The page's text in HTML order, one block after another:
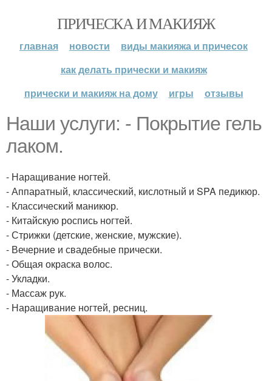
ПРИЧЕСКА И МАКИЯЖ
главная новости
виды макияжа и причесок
как делать прически и макияж
прически и макияж на дому
игры отзывы
Наши услуги: - Покрытие гель
лаком.
- Наращивание ногтей.
- Аппаратный, классический, кислотный и SPA педикюр.
- Классический маникюр.
- Китайскую роспись ногтей.
- Стрижки (детские, женские, мужские).
- Вечерние и свадебные прически.
- Общая окраска волос.
- Укладки.
- Массаж рук.
- Наращивание ногтей, ресниц.